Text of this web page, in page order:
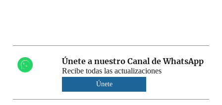
Únete a nuestro Canal de WhatsApp
Recibe todas las actualizaciones
Únete